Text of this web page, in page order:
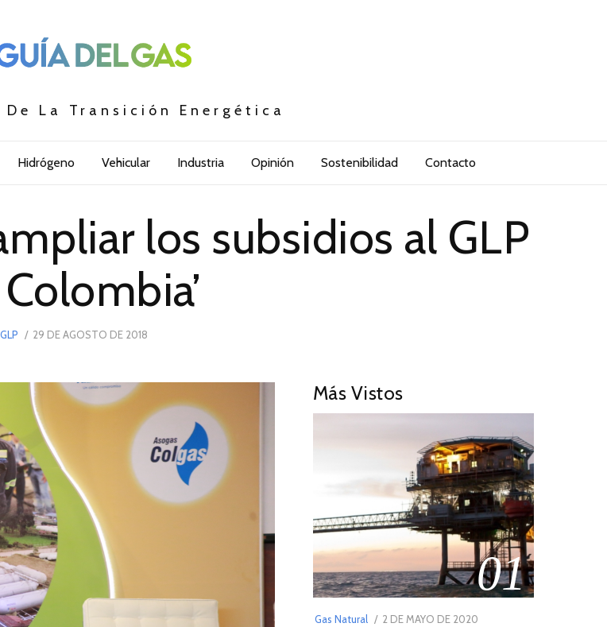
La Transición Energética
Hidrógeno Vehicular Industria Opinión Sostenibilidad Contacto
los subsidios al GLP
GLP
POSTED
29 DE AGOSTO DE 2018
Más Vistos
01
Gas Natural
POSTED
2 DE MAYO DE 2020